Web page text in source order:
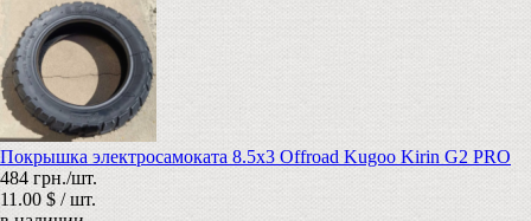
Покрышка электросамоката 8.5x3 Offroad Kugoo Kirin G2 PRO
484 грн./шт.
11.00 $ / шт.